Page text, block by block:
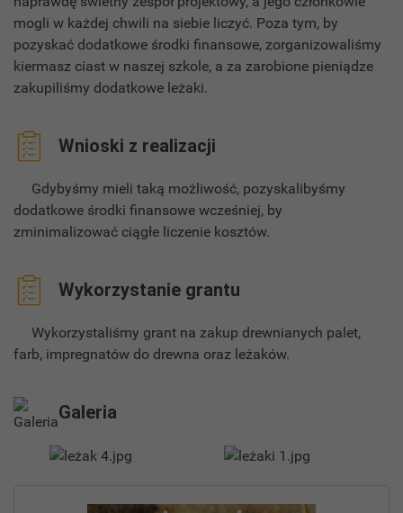
mogli w każdej chwili na siebie liczyć. Poza tym, by
pozyskać dodatkowe środki finansowe, zorganizowaliśmy
kiermasz ciast w naszej szkole, a za zarobione pieniądze
zakupiliśmy dodatkowe leżaki.
Wnioski z realizacji
Gdybyśmy mieli taką możliwość, pozyskalibyśmy
dodatkowe środki finansowe wcześniej, by
zminimalizować ciągłe liczenie kosztów.
Wykorzystanie grantu
Wykorzystaliśmy grant na zakup drewnianych palet,
farb, impregnatów do drewna oraz leżaków.
Galeria